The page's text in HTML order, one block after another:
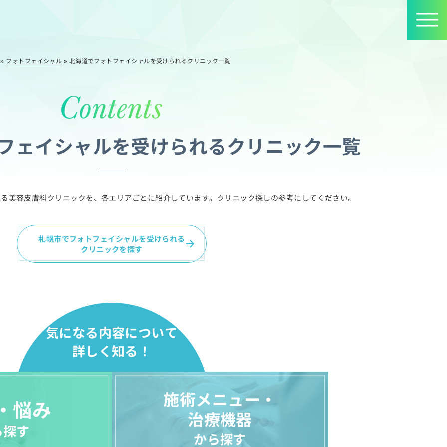
フォトフェイシャル » 北海道でフォトフェイシャルを受けられるクリニック一覧
ェイシャルを受けられるクリニック一覧
美容皮膚科クリニックを、各エリアごとに紹介しています。クリニック探しの参考にしてください。
札幌市でフォトフェイシャルを受けられる
クリニックを探す
気になる内容について
詳しく知る！
悩み
す
施術メニュー・
治療機器
から探す